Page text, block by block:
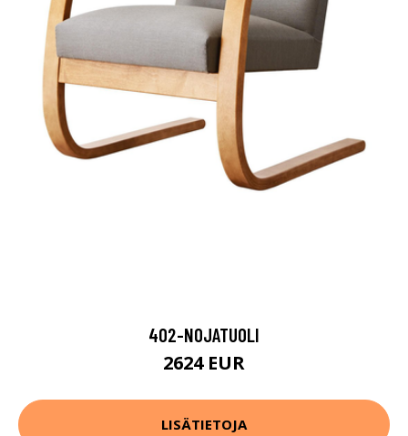
402-NOJATUOLI
2624 EUR
LISÄTIETOJA